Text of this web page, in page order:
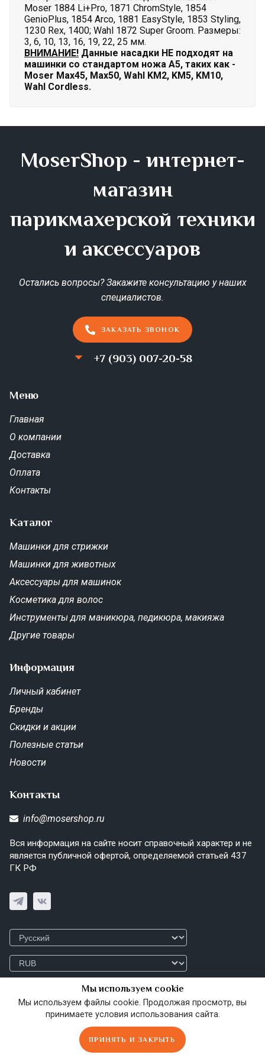
Сравнить Избранное
Moser 1884 Li+Pro, 1871 ChromStyle, 1854
GenioPlus, 1854 Arco, 1881 EasyStyle, 1853 Styling,
1230 Rex, 1400; Wahl 1872 Super Groom. Размеры:
3, 6, 10, 13, 16, 19, 22, 25 мм.
ВНИМАНИЕ! Данные насадки НЕ подходят на
машинки со стандартом ножа А5, таких как -
Moser Max45, Max50, Wahl KM2, KM5, KM10,
Wahl Cordless.
MoserShop - интернет-
магазин
парикмахерской техники
и аксессуаров
Остались вопросы? Закажите консультацию у наших
специалистов.
ЗАКАЗАТЬ ЗВОНОК
+7 (903) 007-20-58
Меню
Главная
О компании
Доставка
Оплата
Контакты
Каталог
Машинки для стрижки
Машинки для животных
Аксессуары для машинок
Косметика для волос
Инструменты для маникюра, педикюра, макияжа
Другие товары
Информация
Личный кабинет
Бренды
Скидки и акции
Полезные статьи
Новости
Контакты
info@mosershop.ru
Вся информация на сайте носит справочный характер и не
является публичной офертой, определяемой статьей 437
ГК РФ
© 2026 MoserShop.ru Политика конфиденциальности
Мы используем cookie
Мы используем файлы cookie. Продолжая просмотр, вы
принимаете условия использования сайта.
ПРИНЯТЬ И ЗАКРЫТЬ